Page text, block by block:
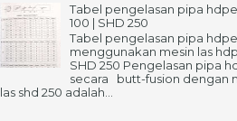
Tabel pengelasan pipa
100 | SHD 250
Tabel pengelasan pipa hdpe
menggunakan mesin las
SHD 250 Pengelasan pipa
secara butt-fusion dengan
las shd 250 adalah...